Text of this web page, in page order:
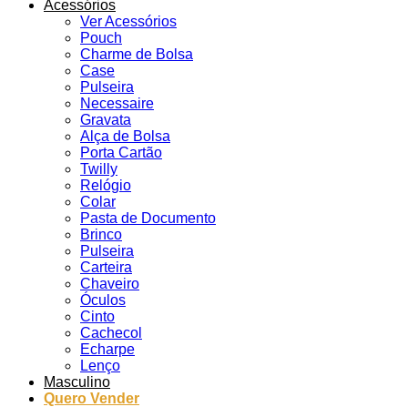
Acessórios
Ver Acessórios
Pouch
Charme de Bolsa
Case
Pulseira
Necessaire
Gravata
Alça de Bolsa
Porta Cartão
Twilly
Relógio
Colar
Pasta de Documento
Brinco
Pulseira
Carteira
Chaveiro
Óculos
Cinto
Cachecol
Echarpe
Lenço
Masculino
Quero Vender